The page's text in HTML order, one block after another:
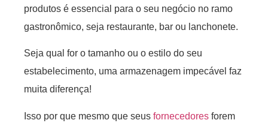
produtos é essencial para o seu negócio no ramo
gastronômico, seja restaurante, bar ou lanchonete.
Seja qual for o tamanho ou o estilo do seu
estabelecimento, uma armazenagem impecável faz
muita diferença!
Isso por que mesmo que seus fornecedores forem